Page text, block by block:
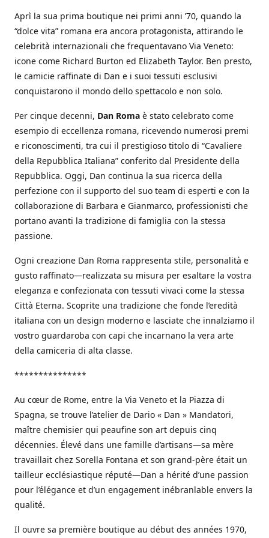
Aprì la sua prima boutique nei primi anni ’70, quando la
“dolce vita” romana era ancora protagonista, attirando le
celebrità internazionali che frequentavano Via Veneto:
icone come Richard Burton ed Elizabeth Taylor. Ben presto,
le camicie raffinate di Dan e i suoi tessuti esclusivi
conquistarono il mondo dello spettacolo e non solo.
Per cinque decenni, Dan Roma è stato celebrato come
esempio di eccellenza romana, ricevendo numerosi premi
e riconoscimenti, tra cui il prestigioso titolo di “Cavaliere
della Repubblica Italiana” conferito dal Presidente della
Repubblica. Oggi, Dan continua la sua ricerca della
perfezione con il supporto del suo team di esperti e con la
collaborazione di Barbara e Gianmarco, professionisti che
portano avanti la tradizione di famiglia con la stessa
passione.
Ogni creazione Dan Roma rappresenta stile, personalità e
gusto raffinato—realizzata su misura per esaltare la vostra
eleganza e confezionata con tessuti vivaci come la stessa
Città Eterna. Scoprite una tradizione che fonde l’eredità
italiana con un design moderno e lasciate che innalziamo il
vostro guardaroba con capi che incarnano la vera arte
della camiceria di alta classe.
***************
Au cœur de Rome, entre la Via Veneto et la Piazza di
Spagna, se trouve l’atelier de Dario « Dan » Mandatori,
maître chemisier qui peaufine son art depuis cinq
décennies. Élevé dans une famille d’artisans—sa mère
travaillait chez Sorella Fontana et son grand-père était un
tailleur ecclésiastique réputé—Dan a hérité d’une passion
pour l’élégance et d’un engagement inébranlable envers la
qualité.
Il ouvre sa première boutique au début des années 1970,